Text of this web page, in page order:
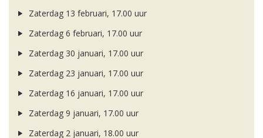
Zaterdag 13 februari, 17.00 uur
Zaterdag 6 februari, 17.00 uur
Zaterdag 30 januari, 17.00 uur
Zaterdag 23 januari, 17.00 uur
Zaterdag 16 januari, 17.00 uur
Zaterdag 9 januari, 17.00 uur
Zaterdag 2 januari, 18.00 uur